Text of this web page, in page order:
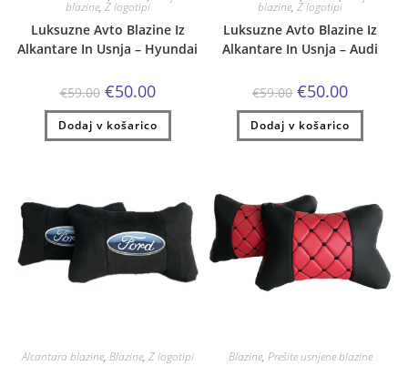
blazine, Z logotipi
Luksuzne Avto Blazine Iz
Alkantare In Usnja – Hyundai
€59.00 Izvirna
cena
je
bila:
€59.00.
€50.00Trenutna
cena
je:
€50.00.
Dodaj v košarico
blazine,Z logotipi
Luksuzne Avto Blazine Iz
Alkantare In Usnja – Audi
€59.00 Izvirna
cena
je
bila:
€59.00.
€50.00Trenutna
je:
€50.00.
Dodaj v košarico
Alcantara blazine, Blazine, Z logotipi Blazine, Prešite usnjene blazine